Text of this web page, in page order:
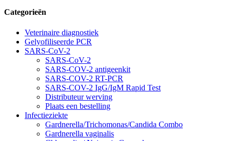
Categorieën
Veterinaire diagnostiek
Gelyofiliseerde PCR
SARS-CoV-2
SARS-CoV-2
SARS-COV-2 antigeenkit
SARS-COV-2 RT-PCR
SARS-COV-2 IgG/IgM Rapid Test
Distributeur werving
Plaats een bestelling
Infectieziekte
Gardnerella/Trichomonas/Candida Combo
Gardnerella vaginalis